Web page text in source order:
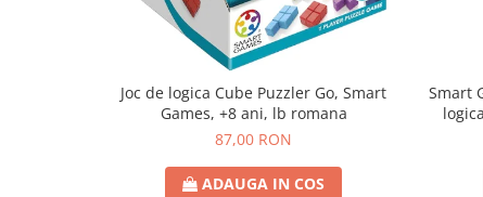
Joc de logica Cube Puzzler Go, Smart
Games, +8 ani, lb romana
87,00 RON
ADAUGA IN COS
Smart Games